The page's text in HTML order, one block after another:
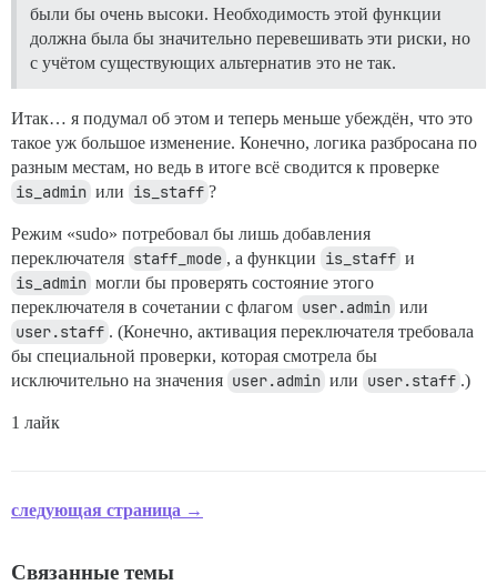
были бы очень высоки. Необходимость этой функции
должна была бы значительно перевешивать эти риски, но
с учётом существующих альтернатив это не так.
Итак… я подумал об этом и теперь меньше убеждён, что это
такое уж большое изменение. Конечно, логика разбросана по
разным местам, но ведь в итоге всё сводится к проверке
is_admin или is_staff ?
Режим «sudo» потребовал бы лишь добавления
переключателя staff_mode , а функции is_staff и
is_admin могли бы проверять состояние этого
переключателя в сочетании с флагом user.admin или
user.staff . (Конечно, активация переключателя требовала
бы специальной проверки, которая смотрела бы
исключительно на значения user.admin или user.staff .)
1 лайк
следующая страница →
Связанные темы